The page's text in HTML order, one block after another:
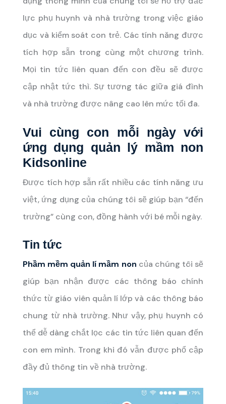
lực phụ huynh và nhà trường trong việc giáo
dục và kiểm soát con trẻ. Các tính năng được
tích hợp sẵn trong cùng một chương trình.
Mọi tin tức liên quan đến con đều sẽ được
cập nhật tức thì. Sự tương tác giữa giá đình
và nhà trường được nâng cao lên mức tối đa.
Vui cùng con mỗi ngày với
ứng dụng quản lý mầm non
Kidsonline
Được tích hợp sẵn rất nhiều các tính năng ưu
việt, ứng dụng của chúng tôi sẽ giúp bạn “đến
trường” cùng con, đồng hành với bé mỗi ngày.
Tin tức
Phầm mềm quản lí mầm non của chúng tôi sẽ
giúp bạn nhận được các thông báo chính
thức từ giáo viên quản lí lớp và các thông báo
chung từ nhà trường. Như vậy, phụ huynh có
thể dễ dàng chắt lọc các tin tức liên quan đến
con em mình. Trong khi đó vẫn được phổ cập
đầy đủ thông tin về nhà trường.